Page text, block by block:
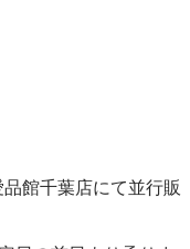
館千葉店にて並行販